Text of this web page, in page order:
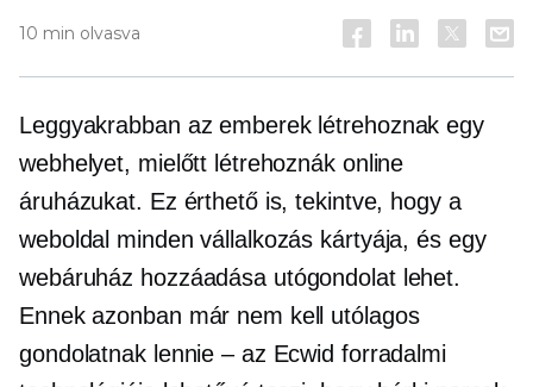
10 min olvasva
Leggyakrabban az emberek létrehoznak egy
webhelyet, mielőtt létrehoznák online
áruházukat. Ez érthető is, tekintve, hogy a
weboldal minden vállalkozás kártyája, és egy
webáruház hozzáadása utógondolat lehet.
Ennek azonban már nem kell utólagos
gondolatnak lennie – az Ecwid forradalmi